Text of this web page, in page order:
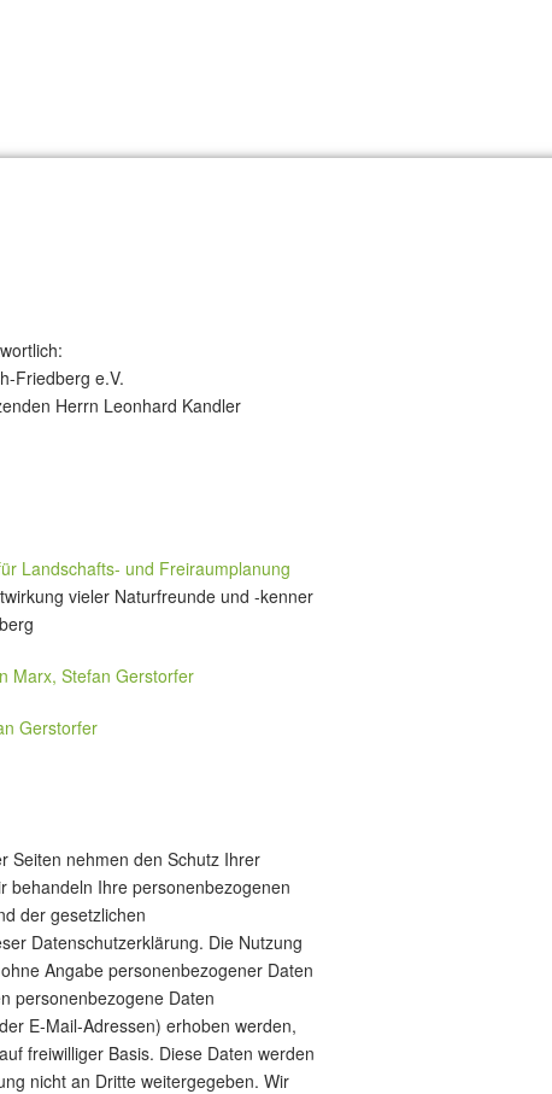
Friedberg e.V.
Herrn Leonhard Kandler
Landschafts- und Freiraumplanung
vieler Naturfreunde und -kenner
Marx, Stefan Gerstorfer
Gerstorfer
Seiten nehmen den Schutz Ihrer
behandeln Ihre personenbezogenen
der gesetzlichen
Datenschutzerklärung. Die Nutzung
Angabe personenbezogener Daten
personenbezogene Daten
E-Mail-Adressen) erhoben werden,
freiwilliger Basis. Diese Daten werden
nicht an Dritte weitergegeben. Wir